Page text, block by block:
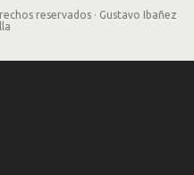
reservados · Gustavo Ibañez